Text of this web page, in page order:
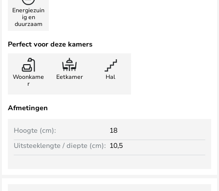
Energiezuin
ig en
duurzaam
Perfect voor deze kamers
Woonkame
r
Eetkamer Hal
Afmetingen
Hoogte (cm):
18
Uitsteeklengte / diepte (cm): 10,5